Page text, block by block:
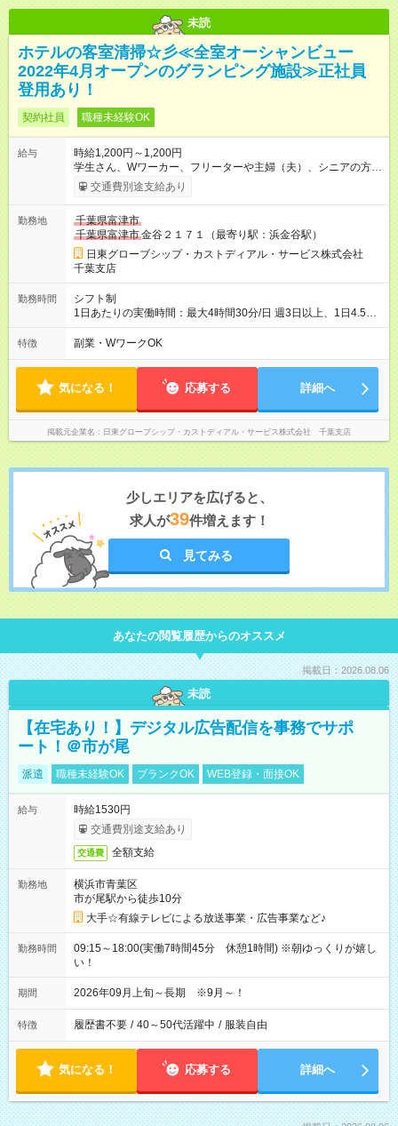
未読
ホテルの客室清掃☆彡≪全室オーシャンビュー
2022年4月オープンのグランピング施設≫正社員
登用あり！
契約社員 職種未経験OK
給与
時給1,200円～1,200円
学生さん、Wワーカー、フリーターや主婦（夫）、シニアの方ま
交通費別途支給あり
勤務地
千葉県富津市
千葉県富津市金谷２１７１（最寄り駅：浜金谷駅）
日東グローブシップ・カストディアル・サービス株式会社
千葉支店
勤務時間
シフト制
1日あたりの実働時間：最大4時間30分/日 週3日以上、1日4.5時
間以上 9:30～14:00or10:00～14:30（実働4.5時間）
特徴 副業・WワークOK
気になる！ 応募する 詳細へ
掲載元企業名 日東グローブシップ・カストディアル・サービス株式会社 千葉支店
少しエリアを広げると、
求人が39件増えます！
見てみる
あなたの閲覧履歴からのオススメ
掲載日：2026.08.06
未読
【在宅あり！】デジタル広告配信を事務でサポ
ート！＠市が尾
派遣 職種未経験OK ブランクOK WEB登録・面接OK
給与
時給1530円
交通費別途支給あり
交通費 全額支給
勤務地
横浜市青葉区
市が尾駅から徒歩10分
大手☆有線テレビによる放送事業・広告事業など♪
勤務時間
09:15～18:00(実働7時間45分 休憩1時間) ※朝ゆっくりが嬉し
い！
期間 2026年09月上旬～長期 ※9月～！
特徴 履歴書不要 / 40～50代活躍中 / 服装自由
気になる！ 応募する 詳細へ